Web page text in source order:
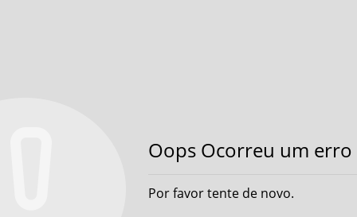
Oops Ocorreu um
Por favor tente de novo.